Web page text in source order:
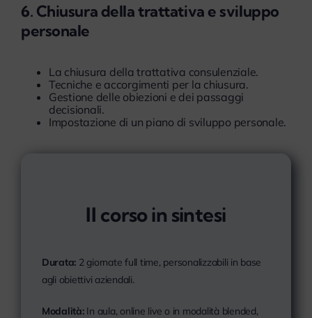
6. Chiusura della trattativa e sviluppo
personale
La chiusura della trattativa consulenziale.
Tecniche e accorgimenti per la chiusura.
Gestione delle obiezioni e dei passaggi
decisionali.
Impostazione di un piano di sviluppo personale.
Il corso in sintesi
Durata: 2 giornate full time, personalizzabili in base
agli obiettivi aziendali.
Modalità:In aula, online live o in modalità blended,